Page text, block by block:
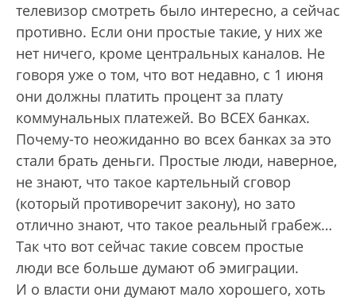
телевизор смотреть было интересно, а сейчас
противно. Если они простые такие, у них же
нет ничего, кроме центральных каналов. Не
говоря уже о том, что вот недавно, с 1 июня
они должны платить процент за плату
коммунальных платежей. Во ВСЕХ банках.
Почему-то неожиданно во всех банках за это
стали брать деньги. Простые люди, наверное,
не знают, что такое картельный сговор
(который противоречит закону), но зато
отлично знают, что такое реальный грабеж…
Так что вот сейчас такие совсем простые
люди все больше думают об эмиграции.
И о власти они думают мало хорошего, хоть